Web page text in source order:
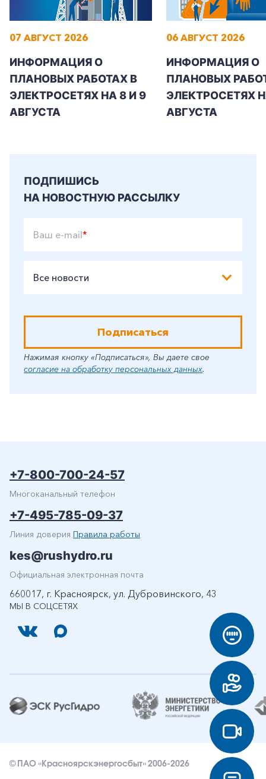
Корпоративным клиентам
07 АВГУСТ 2026
ИНФОРМАЦИЯ О
ПЛАНОВЫХ РАБОТАХ В
ЭЛЕКТРОСЕТЯХ НА 8 И 9
АВГУСТА
06 АВГУСТ 2026
ИНФОРМАЦИЯ О
ПЛАНОВЫХ
ЭЛЕКТРОСЕТЯХ
АВГУСТА
ПОДПИШИСЬ
НА НОВОСТНУЮ РАССЫЛКУ
Ваш e-mail*
Все новости
Подписаться
Нажимая кнопку «Подписаться», Вы даете свое
согласие на обработку персональных данных.
МЫ В СОЦСЕТЯХ
+7-800-700-24-57
Многоканальный телефон
+7-495-785-09-37
Линия доверия Правила работы
kes@rushydro.ru
Официальная электронная почта
660017, г. Красноярск, ул. Дубровинского, 43
© ПАО «Красноярскэнергосбыт» 2006-2026